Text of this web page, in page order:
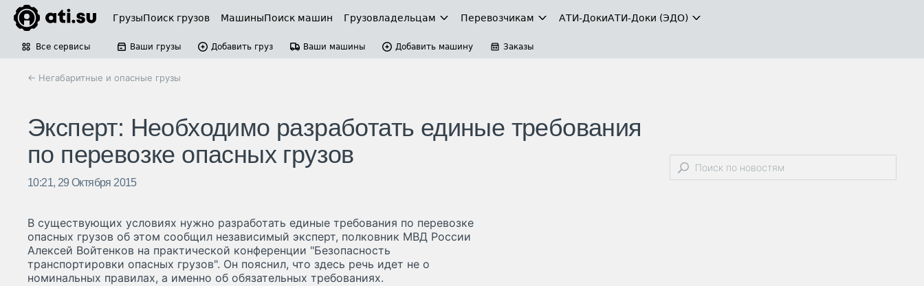
ГрузыПоиск грузов МашиныПоиск машин Грузовладельцам Перевозчикам АТИ-ДокиАТИ-Доки (ЭДО)
Все сервисы Ваши грузы Добавить груз Ваши машины Добавить машину Заказы
← Негабаритные и опасные грузы
Эксперт: Необходимо разработать единые требования
по перевозке опасных грузов
10:21, 29 Октября 2015
В существующих условиях нужно разработать единые требования по перевозке
опасных грузов об этом сообщил независимый эксперт, полковник МВД России
Алексей Войтенков на практической конференции "Безопасность
транспортировки опасных грузов". Он пояснил, что здесь речь идет не о
номинальных правилах, а именно об обязательных требованиях.